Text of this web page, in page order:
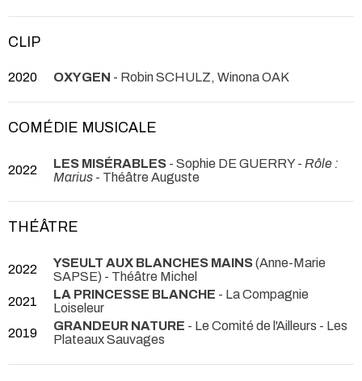
CLIP
2020 OXYGEN - Robin SCHULZ, Winona OAK
COMÉDIE MUSICALE
2022 LES MISÉRABLES - Sophie DE GUERRY - Rôle :
Marius - Théâtre Auguste
THÉÂTRE
2022 YSEULT AUX BLANCHES MAINS(Anne-Marie
SAPSE) - Théâtre Michel
2021
LA PRINCESSE BLANCHE - La Compagnie
Loiseleur
2019
GRANDEUR NATURE - Le Comité de l'Ailleurs - Les
Plateaux Sauvages